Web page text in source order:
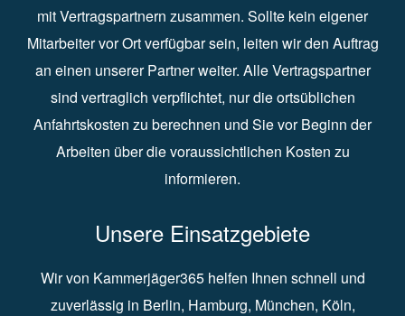
mit Vertragspartnern zusammen. Sollte kein eigener
Mitarbeiter vor Ort verfügbar sein, leiten wir den Auftrag
an einen unserer Partner weiter. Alle Vertragspartner
sind vertraglich verpflichtet, nur die ortsüblichen
Anfahrtskosten zu berechnen und Sie vor Beginn der
Arbeiten über die voraussichtlichen Kosten zu
informieren.
Unsere Einsatzgebiete
Wir von Kammerjäger365 helfen Ihnen schnell und
zuverlässig in Berlin⁠, Hamburg⁠, München, Köln⁠,